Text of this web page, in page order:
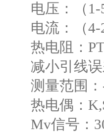
电压：（1-
电流：（4-
热电阻：
减小引线
测量范围：
热电偶：
Mv信号：